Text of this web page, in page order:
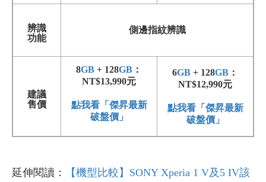
辨識
功能
側邊指紋辨識
建議
售價
8GB + 128GB ：
NT$13,990元
點我看「傑昇最新
破盤價」
6GB + 128GB ：
NT$12,990元
點我看「傑昇最新
破盤價」
延伸閱讀：
【機型比較】SONY Xperia 1 V及5 IV該